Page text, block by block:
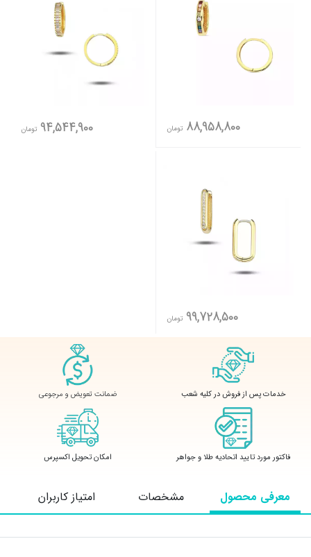
88,958,800 تومان 94,544,900 تومان
99,728,500 تومان
خدمات پس از فروش در کلیه شعب ضمانت تعویض و مرجوعی
فاکتور مورد تایید اتحادیه طلا و جواهر امکان تحویل اکسپرس
معرفی محصول مشخصات امتیاز کاربران